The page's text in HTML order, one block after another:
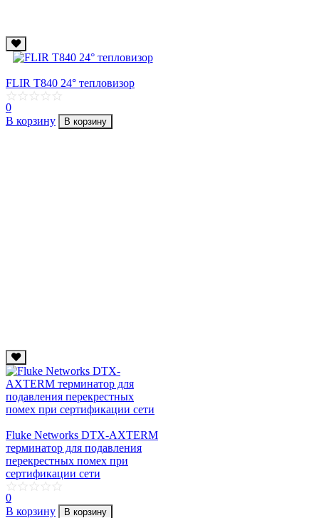
FLIR T840 24° тепловизор
0
В корзину
В корзину
Fluke Networks DTX-AXTERM
терминатор для подавления
перекрестных помех при
сертификации сети
0
В корзину
В корзину